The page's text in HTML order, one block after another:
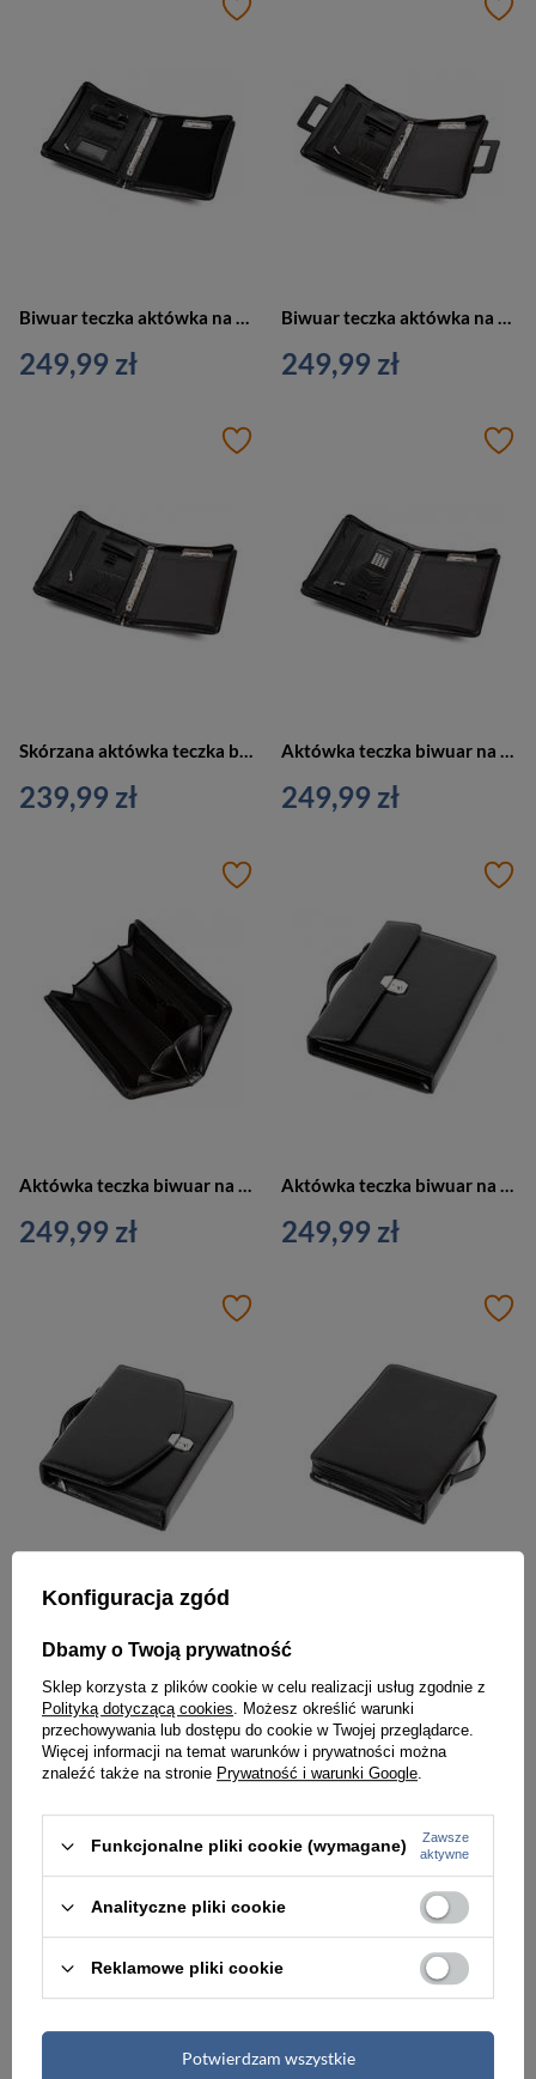
249,99 zł 249,99 zł
Skórzana aktówka teczka biwuar na dokumenty czarny Vip Collection AK-12
239,99 zł
Aktówka teczka biwuar na dokumenty z kalkulatorem czarny Vip Collection AK-11N
249,99 zł
249,99 zł 249,99 zł
249,99 zł 249,99 zł
Biwuar aktówka teczka na dokumenty czarna Vip Collection AK-06
Konfiguracja zgód
Dbamy o Twoją prywatność
Sklep korzysta z plików cookie w celu realizacji usług zgodnie z
Polityką dotyczącą cookies. Możesz określić warunki
przechowywania lub dostępu do cookie w Twojej przeglądarce.
Więcej informacji na temat warunków i prywatności można
znaleźć także na stronie Prywatność i warunki Google.
Funkcjonalne pliki cookie (wymagane)
Zawsze
aktywne
Analityczne pliki cookie
Reklamowe pliki cookie
Potwierdzam wszystkie